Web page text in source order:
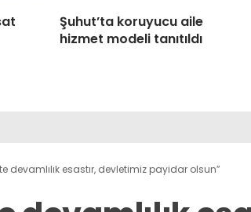
Şuhut’ta koruyucu aile
hizmet modeli tanıtıldı
devamlılık esastır, devletimiz payidar olsun”